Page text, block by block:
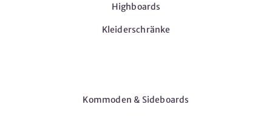
Highboards
Kleiderschränke
Kommoden & Sideboards